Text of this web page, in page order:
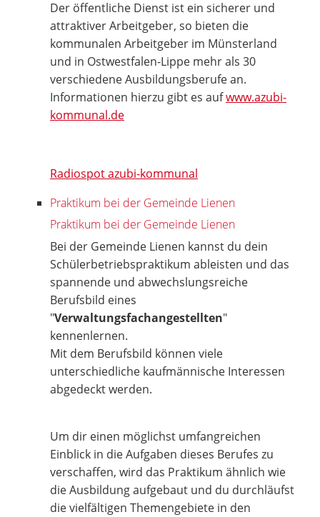
Der öffentliche Dienst ist ein sicherer und
attraktiver Arbeitgeber, so bieten die
kommunalen Arbeitgeber im Münsterland
und in Ostwestfalen-Lippe mehr als 30
verschiedene Ausbildungsberufe an.
Informationen hierzu gibt es aufwww.azubi-
kommunal.de
Radiospot azubi-kommunal
Praktikum bei der Gemeinde Lienen
Praktikum bei der Gemeinde Lienen
Bei der Gemeinde Lienen kannst du dein
Schülerbetriebspraktikum ableisten und das
spannende und abwechslungsreiche
Berufsbild eines
"Verwaltungsfachangestellten"
kennenlernen.
Mit dem Berufsbild können viele
unterschiedliche kaufmännische Interessen
abgedeckt werden.
Um dir einen möglichst umfangreichen
Einblick in die Aufgaben dieses Berufes zu
verschaffen, wird das Praktikum ähnlich wie
die Ausbildung aufgebaut und du durchläufst
die vielfältigen Themengebiete in den